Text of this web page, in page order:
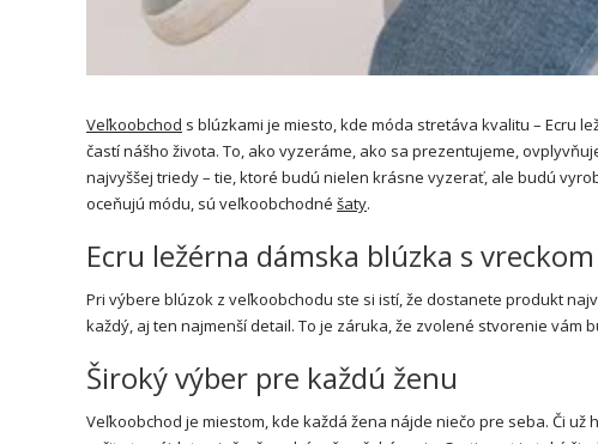
Veľkoobchod s blúzkami je miesto, kde móda stretáva kvalitu – Ecru
častí nášho života. To, ako vyzeráme, ako sa prezentujeme,
najvyššej triedy – tie, ktoré budú nielen krásne vyzerať, ale budú
oceňujú módu, sú veľkoobchodné šaty.
Ecru ležérna dámska blúzka s
Pri výbere blúzok z veľkoobchodu ste si istí, že dostanete produkt
každý, aj ten najmenší detail. To je záruka, že zvolené stvorenie vám
Široký výber pre každú ženu
Veľkoobchod je miestom, kde každá žena nájde niečo pre seba. Či